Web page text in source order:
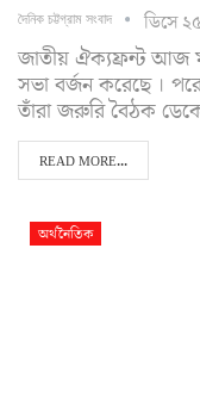
দৈনিক চট্টগ্রাম সংবাদ ডিসে
জাতীয় ঐক্যফ্রন্ট আজ
সভা বর্জন করেছে ।
তাঁরা জরুরি বৈঠক
READ MORE...
অর্থনৈতিক